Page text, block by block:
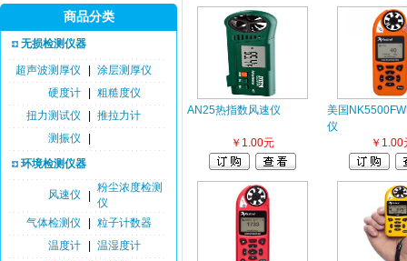
商品分类
无损检测仪器
超声波测厚仪
涂层测厚仪
硬度计
粗糙度仪
扭力测试仪
推拉力计
测振仪
环境检测仪器
风速仪
粉尘浓度检测
仪
气体检测仪
粒子计数器
温度计
温湿度计
AN25热指数风速仪
￥1.00元
美国
仪
￥1.00